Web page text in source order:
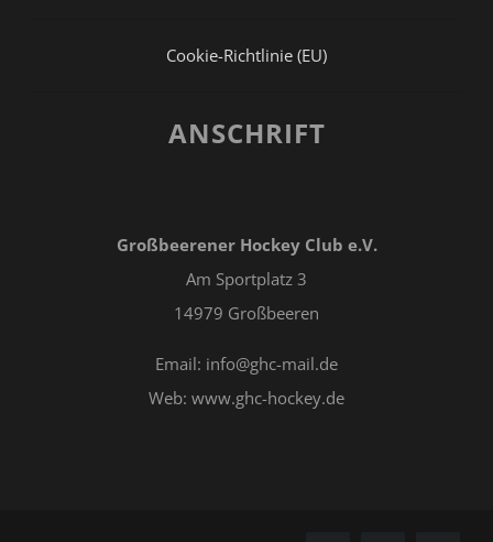
Cookie-Richtlinie (EU)
ANSCHRIFT
Großbeerener Hockey Club e.V.
Am Sportplatz 3
14979 Großbeeren
Email: info@ghc-mail.de
Web: www.ghc-hockey.de